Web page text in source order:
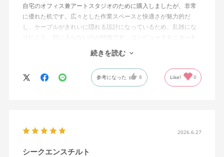
自宅のオフィス兼アートスタジオのために購入しましたが、非常
に優れた机です。広々とした作業スペースと快適さが魅力的だ
し、ケーブルがきれいに隠れる設計になっているため、乱雑にな
りにくく、目に入らないのが特徴です。コンピュータモニターを
置くスペースの高さも完璧で、長時間の作業でも疲れにくいで
昇降機能のおかげで、座っても立っても作業が可能で、その柔軟
続きを読む
参考になった 8 Like! 0
2026.6.27
シークエンスチルト